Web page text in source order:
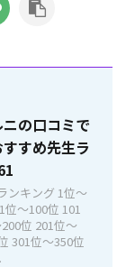
の口コミで
すめ先生ラ
ンキング 1位〜
位〜100位 101
位 201位〜
301位〜350位